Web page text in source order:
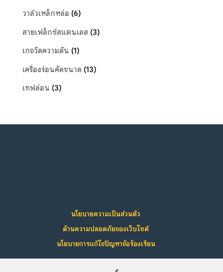
วาล์วเหล็กหล่อ (6)
สายเฟล็กซ์สแตนเลส (3)
เกจวัดความดัน (1)
เครื่องร่อนคัดขนาด (13)
เทฟล่อน (3)
นโยบายความเป็นส่วนตัว
ด้านความปลอดภัยของเว็บไซต์
นโยบายการแก้ไขปัญหาข้อร้องเรียน